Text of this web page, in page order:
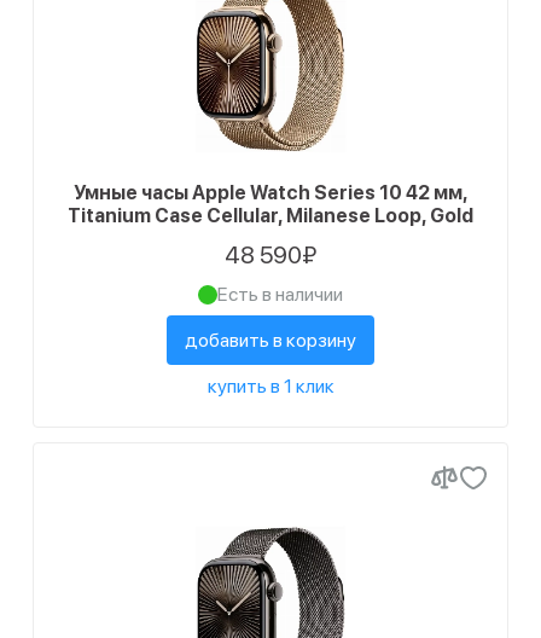
Умные часы Apple Watch Series 10 42 мм,
Titanium Case Cellular, Milanese Loop, Gold
48 590₽
Есть в наличии
добавить в корзину
купить в 1 клик